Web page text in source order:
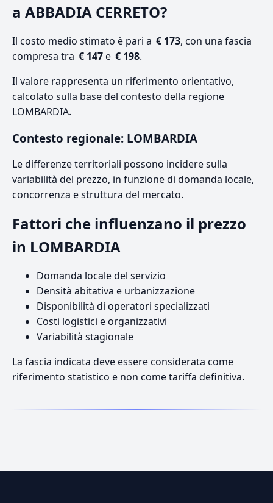
a ABBADIA CERRETO?
Il costo medio stimato è pari a € 173, con una fascia
compresa tra € 147e € 198.
Il valore rappresenta un riferimento orientativo,
calcolato sulla base del contesto della regione
LOMBARDIA.
Contesto regionale: LOMBARDIA
Le differenze territoriali possono incidere sulla
variabilità del prezzo, in funzione di domanda locale,
concorrenza e struttura del mercato.
Fattori che influenzano il prezzo
in LOMBARDIA
Domanda locale del servizio
Densità abitativa e urbanizzazione
Disponibilità di operatori specializzati
Costi logistici e organizzativi
Variabilità stagionale
La fascia indicata deve essere considerata come
riferimento statistico e non come tariffa definitiva.